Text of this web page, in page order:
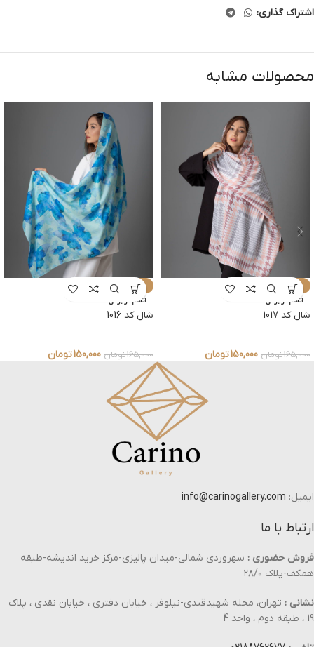
اشتراک گذاری:
محصولات مشابه
-9%
اتمام موجودی
شال کد 1017
165,000تومان 150,000تومان
-9%
اتمام موجودی
شال کد 1016
165,000تومان 150,000تومان
ایمیل: info@carinogallery.com
ارتباط با ما
فروش حضوری : سهروردی شمالی-میدان پالیزی-مرکز خرید اندیشه-طبقه
همکف-پلاک ۲۸/۰
نشانی : تهران، محله شهیدقندی-نیلوفر ، خیابان دفتری ، خیابان نقدی ، پلاک
19 ، طبقه دوم ، واحد 4